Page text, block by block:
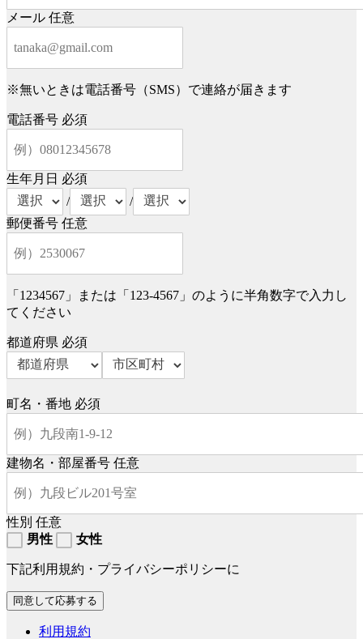
メール 任意
※無いときは電話番号（SMS）で連絡が届きます
電話番号 必須
生年月日 必須
/
/
郵便番号 任意
「1234567」または「123-4567」のように半角数字で入力し
てください
都道府県 必須
町名・番地 必須
建物名・部屋番号 任意
性別 任意
男性
女性
下記利用規約・プライバシーポリシーに
利用規約